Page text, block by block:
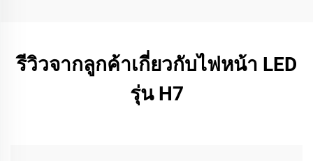
รีวิวจากลูกค้าเกี่ยวกับไฟหน้า LED
รุ่น H7